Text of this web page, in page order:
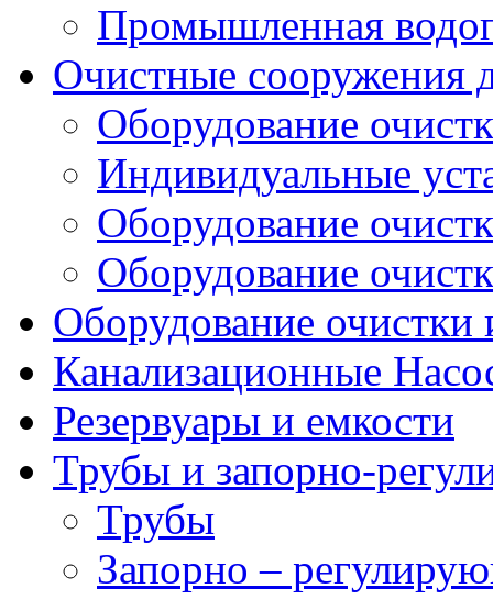
Промышленная
Очистные сооружения
Оборудование
Индивидуальные
Оборудование
Оборудование
Оборудование очистки
Канализационные
Резервуары и емкости
Трубы и запорно-
Трубы
Запорно –